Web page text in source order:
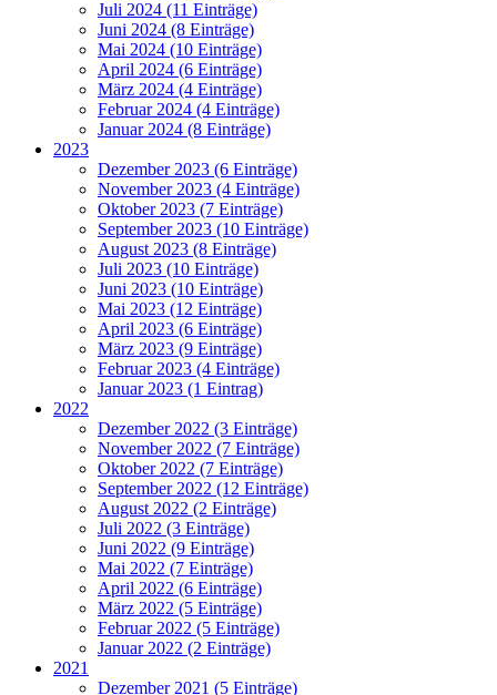
Juli 2024 (11 Einträge)
Juni 2024 (8 Einträge)
Mai 2024 (10 Einträge)
April 2024 (6 Einträge)
März 2024 (4 Einträge)
Februar 2024 (4 Einträge)
Januar 2024 (8 Einträge)
2023
Dezember 2023 (6 Einträge)
November 2023 (4 Einträge)
Oktober 2023 (7 Einträge)
September 2023 (10 Einträge)
August 2023 (8 Einträge)
Juli 2023 (10 Einträge)
Juni 2023 (10 Einträge)
Mai 2023 (12 Einträge)
April 2023 (6 Einträge)
März 2023 (9 Einträge)
Februar 2023 (4 Einträge)
Januar 2023 (1 Eintrag)
2022
Dezember 2022 (3 Einträge)
November 2022 (7 Einträge)
Oktober 2022 (7 Einträge)
September 2022 (12 Einträge)
August 2022 (2 Einträge)
Juli 2022 (3 Einträge)
Juni 2022 (9 Einträge)
Mai 2022 (7 Einträge)
April 2022 (6 Einträge)
März 2022 (5 Einträge)
Februar 2022 (5 Einträge)
Januar 2022 (2 Einträge)
2021
Dezember 2021 (5 Einträge)